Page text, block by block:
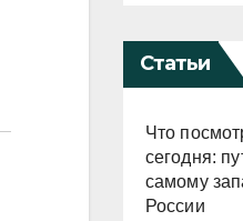
Статьи
Что
сегодня:
самому
России